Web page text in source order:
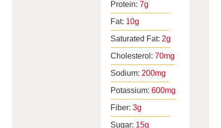
Protein: 7g
Fat: 10g
Saturated Fat: 2g
Cholesterol: 70mg
Sodium: 200mg
Potassium: 600mg
Fiber: 3g
Sugar: 15g